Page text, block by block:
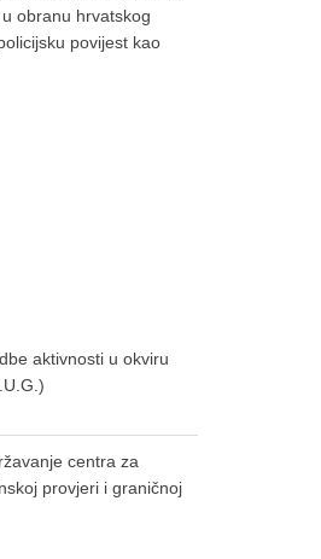
obranu hrvatskog
povijest kao
aktivnosti u okviru
centra za
provjeri i graničnoj